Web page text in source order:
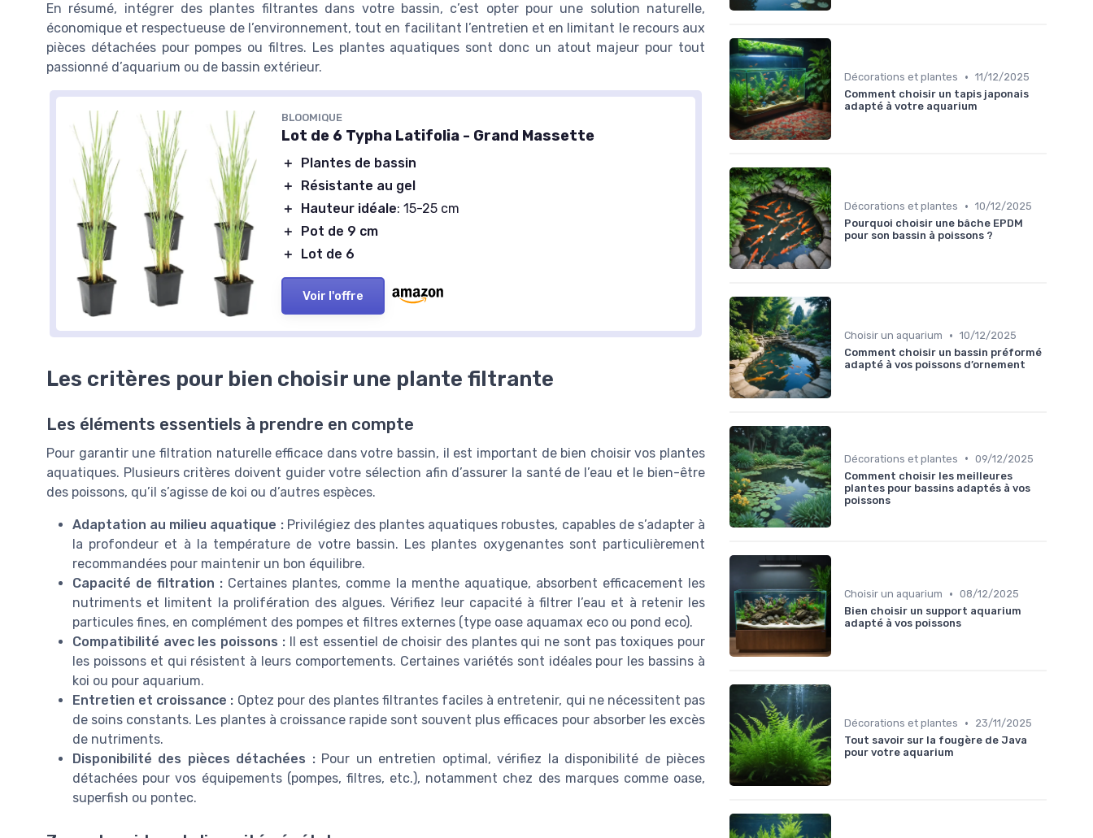
En résumé, intégrer des plantes filtrantes dans votre bassin, c’est opter pour une solution naturelle,
économique et respectueuse de l’environnement, tout en facilitant l’entretien et en limitant le recours aux
pièces détachées pour pompes ou filtres. Les plantes aquatiques sont donc un atout majeur pour tout
passionné d’aquarium ou de bassin extérieur.
BLOOMIQUE
Lot de 6 Typha Latifolia - Grand Massette
＋
Plantes de bassin
＋
Résistante au gel
＋
Hauteur idéale: 15-25 cm
＋
Pot de 9 cm
＋
Lot de 6
Voir l'offre
Les critères pour bien choisir une plante filtrante
Les éléments essentiels à prendre en compte
Pour garantir une filtration naturelle efficace dans votre bassin, il est important de bien choisir vos plantes
aquatiques. Plusieurs critères doivent guider votre sélection afin d’assurer la santé de l’eau et le bien-être
des poissons, qu’il s’agisse de koi ou d’autres espèces.
Adaptation au milieu aquatique :Privilégiez des plantes aquatiques robustes, capables de s’adapter à
la profondeur et à la température de votre bassin. Les plantes oxygenantes sont particulièrement
recommandées pour maintenir un bon équilibre.
Capacité de filtration : Certaines plantes, comme la menthe aquatique, absorbent efficacement les
nutriments et limitent la prolifération des algues. Vérifiez leur capacité à filtrer l’eau et à retenir les
particules fines, en complément des pompes et filtres externes (type oase aquamax eco ou pond eco).
Compatibilité avec les poissons :Il est essentiel de choisir des plantes qui ne sont pas toxiques pour
les poissons et qui résistent à leurs comportements. Certaines variétés sont idéales pour les bassins à
koi ou pour aquarium.
Entretien et croissance : Optez pour des plantes filtrantes faciles à entretenir, qui ne nécessitent pas
de soins constants. Les plantes à croissance rapide sont souvent plus efficaces pour absorber les excès
de nutriments.
Disponibilité des pièces détachées :Pour un entretien optimal, vérifiez la disponibilité de pièces
détachées pour vos équipements (pompes, filtres, etc.), notamment chez des marques comme oase,
superfish ou pontec.
Décorations et plantes • 11/12/2025
Comment choisir un tapis japonais
adapté à votre aquarium
Décorations et plantes • 10/12/2025
Pourquoi choisir une bâche EPDM
pour son bassin à poissons ?
Choisir un aquarium • 10/12/2025
Comment choisir un bassin préformé
adapté à vos poissons d’ornement
Décorations et plantes • 09/12/2025
Comment choisir les meilleures
plantes pour bassins adaptés à vos
poissons
Choisir un aquarium • 08/12/2025
Bien choisir un support aquarium
adapté à vos poissons
Décorations et plantes •
23/11/2025
Tout savoir sur la fougère de Java
pour votre aquarium